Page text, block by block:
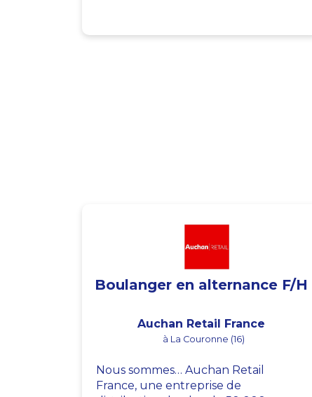
Boulanger en alternance F/H
Auchan Retail France
à La Couronne (16)
Nous sommes… Auchan Retail
France, une entreprise de